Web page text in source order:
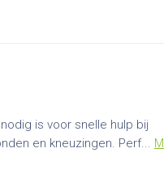
is voor snelle hulp bij
en kneuzingen. Perf...